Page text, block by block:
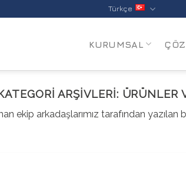
Türkçe
KURUMSAL
ARŞIVLERI: ÜRÜNLER
ekip arkadaşlarımız tarafından yazılan